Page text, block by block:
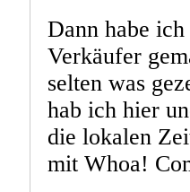
Dann habe
Verkäufer
selten was
hab ich hier
die lokalen
mit Whoa!